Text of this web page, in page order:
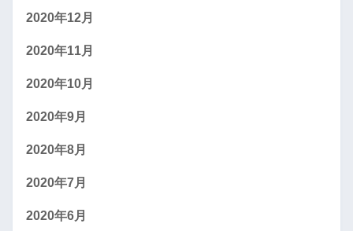
2020年12月
2020年11月
2020年10月
2020年9月
2020年8月
2020年7月
2020年6月